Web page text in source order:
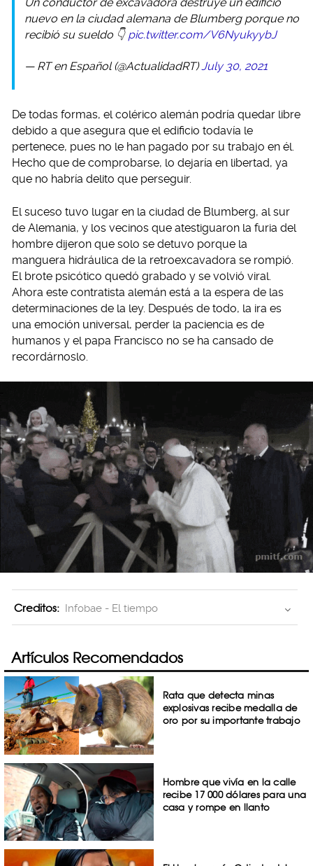
nuevo en la ciudad alemana de Blumberg porque no
recibió su sueldo 👇 pic.twitter.com/V6NyukyybJ
— RT en Español (@ActualidadRT)July 30, 2021
De todas formas, el colérico alemán podría quedar libre
debido a que asegura que el edificio todavía le
pertenece, pues no le han pagado por su trabajo en él.
Hecho que de comprobarse, lo dejaría en libertad, ya
que no habría delito que perseguir.
El suceso tuvo lugar en la ciudad de Blumberg, al sur
de Alemania, y los vecinos que atestiguaron la furia del
hombre dijeron que solo se detuvo porque la
manguera hidráulica de la retroexcavadora se rompió.
El brote psicótico quedó grabado y se volvió viral.
Ahora este contratista alemán está a la espera de las
determinaciones de la ley. Después de todo, la ira es
una emoción universal, perder la paciencia es de
humanos y el papa Francisco no se ha cansado de
recordárnoslo.
Creditos: Infobae - El tiempo
Artículos Recomendados
Rata que detecta minas
explosivas recibe medalla de
oro por su importante trabajo
Hombre que vivía en la calle
recibe 17 000 dólares para una
casa y rompe en llanto